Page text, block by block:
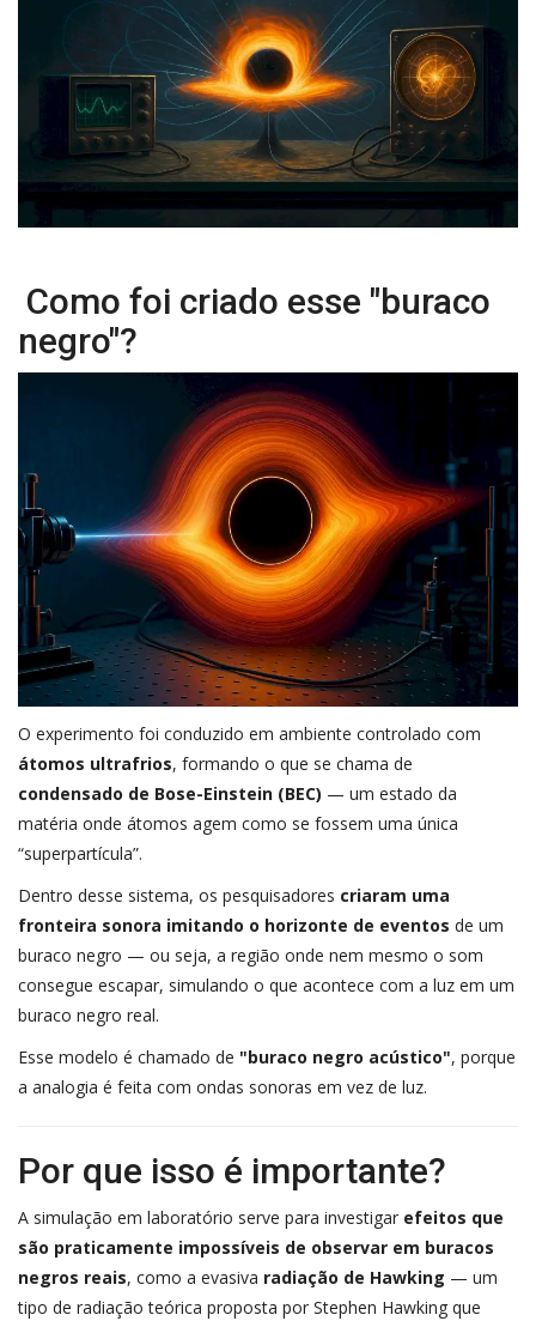
Como foi criado esse "buraco
negro"?
O experimento foi conduzido em ambiente controlado com
átomos ultrafrios, formando o que se chama de
condensado de Bose-Einstein (BEC) — um estado da
matéria onde átomos agem como se fossem uma única
“superpartícula”.
Dentro desse sistema, os pesquisadores criaram uma
fronteira sonora imitando o horizonte de eventos de um
buraco negro — ou seja, a região onde nem mesmo o som
consegue escapar, simulando o que acontece com a luz em um
buraco negro real.
Esse modelo é chamado de "buraco negro acústico", porque
a analogia é feita com ondas sonoras em vez de luz.
Por que isso é importante?
A simulação em laboratório serve para investigar efeitos que
são praticamente impossíveis de observar em buracos
negros reais, como a evasiva radiação de Hawking — um
tipo de radiação teórica proposta por Stephen Hawking que